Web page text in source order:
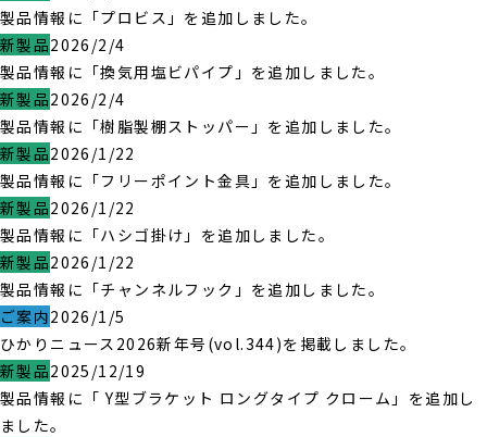
製品情報に「プロビス」を追加しました。
新製品2026/2/4
製品情報に「換気用塩ビパイプ」を追加しました。
新製品2026/2/4
製品情報に「樹脂製棚ストッパー」を追加しました。
新製品2026/1/22
製品情報に「フリーポイント金具」を追加しました。
新製品2026/1/22
製品情報に「ハシゴ掛け」を追加しました。
新製品2026/1/22
製品情報に「チャンネルフック」を追加しました。
ご案内2026/1/5
ひかりニュース2026新年号(vol.344)を掲載しました。
新製品2025/12/19
製品情報に「 Y型ブラケット ロングタイプ クローム」を追加し
ました。